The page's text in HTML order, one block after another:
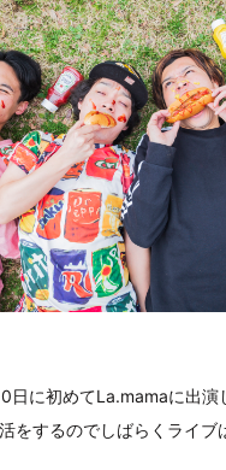
日に初めてLa.mamaに出演
をするのでしばらくライブ